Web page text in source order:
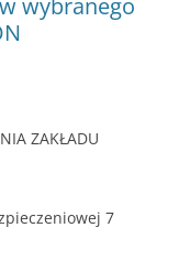
wybranego
ZAKŁADU
7